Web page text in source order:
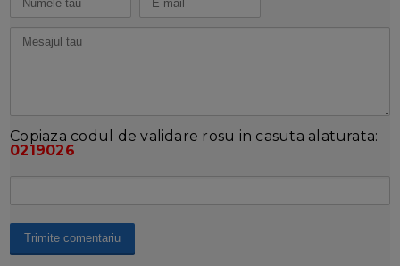
Copiaza codul de validare rosu in casuta alaturata:
0219026